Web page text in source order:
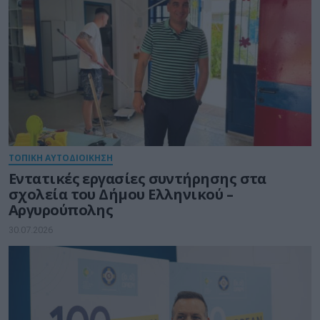
ΤΟΠΙΚΗ ΑΥΤΟΔΙΟΙΚΗΣΗ
Εντατικές εργασίες συντήρησης στα
σχολεία του Δήμου Ελληνικού –
Αργυρούπολης
30.07.2026